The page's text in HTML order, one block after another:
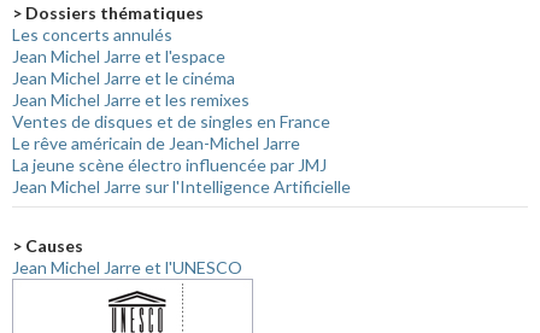
> Dossiers thématiques
Les concerts annulés
Jean Michel Jarre et l'espace
Jean Michel Jarre et le cinéma
Jean Michel Jarre et les remixes
Ventes de disques et de singles en France
Le rêve américain de Jean-Michel Jarre
La jeune scène électro influencée par JMJ
Jean Michel Jarre sur l'Intelligence Artificielle
> Causes
Jean Michel Jarre et l'UNESCO